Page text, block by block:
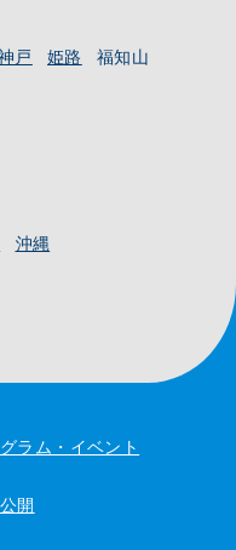
戸 姫路 福知山
沖縄
ラム・イベント
開